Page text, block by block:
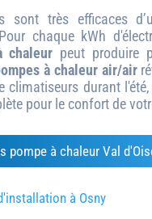
sont très efficaces
chaque kWh
chaleur peut produire
à chaleur air/air
climatiseurs durant
pour le confort de
pompe à chaleur Val
à Osny